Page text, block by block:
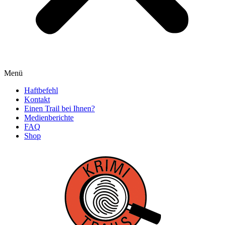
Menü
Haftbefehl
Kontakt
Einen Trail bei Ihnen?
Medienberichte
FAQ
Shop